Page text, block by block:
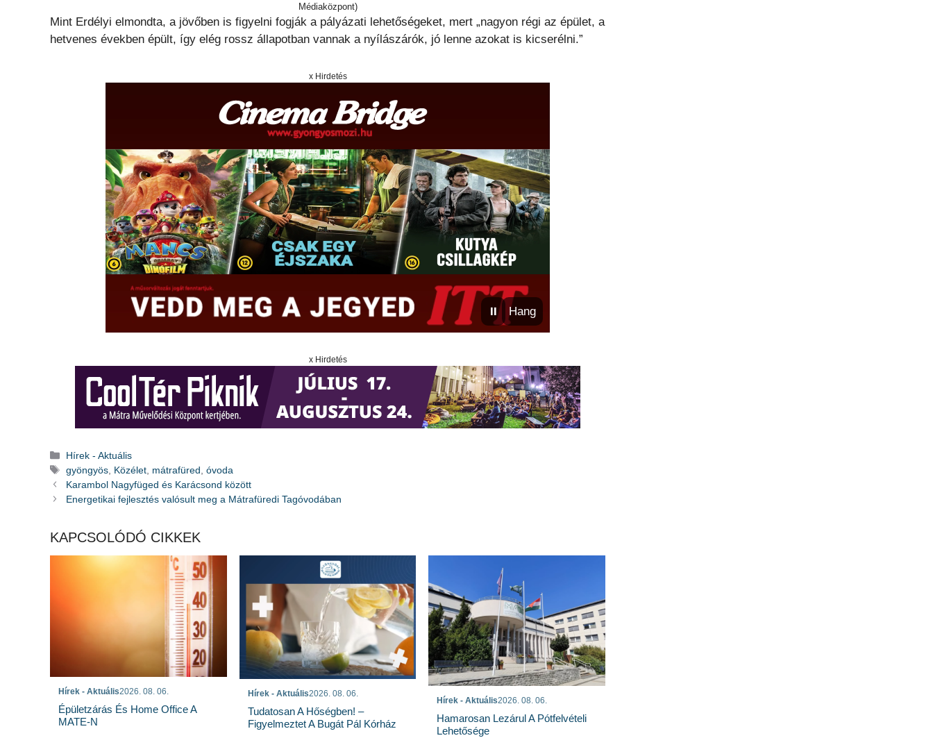
Médiaközpont)
Mint Erdélyi elmondta, a jövőben is figyelni fogják a pályázati lehetőségeket, mert „nagyon régi az épület, a
hetvenes években épült, így elég rossz állapotban vannak a nyílászárók, jó lenne azokat is kicserélni.”
x Hirdetés
⏸ Hang
x Hirdetés
Kategória
Hírek - Aktuális
Címkék
gyöngyös Közélet mátrafüred ,óvoda
Karambol Nagyfüged és Karácsond között
Energetikai fejlesztés valósult meg a Mátrafüredi Tagóvodában
KAPCSOLÓDÓ CIKKEK
Hírek - Aktuális2026. 08. 06.
Épületzárás És Home Office A
MATE-N
Hírek - Aktuális2026. 08. 06.
Tudatosan A Hőségben! –
Figyelmeztet A Bugát Pál Kórház
Hírek - Aktuális2026. 08. 06.
Hamarosan Lezárul A Pótfelvételi
Lehetősége